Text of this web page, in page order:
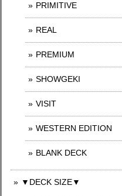
PRIMITIVE
REAL
PREMIUM
SHOWGEKI
VISIT
WESTERN EDITION
BLANK DECK
▼DECK SIZE▼